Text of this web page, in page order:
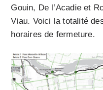
Gouin, De l’Acadie et
Viau. Voici la totalité
horaires de fermeture.